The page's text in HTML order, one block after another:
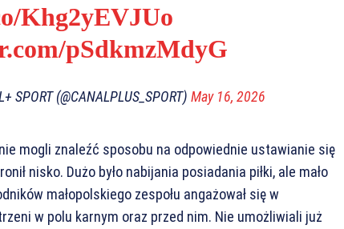
Khg2yEVJUo
pSdkmzMdyG
SPORT (@CANALPLUS_SPORT) May 16, 2026
mogli znaleźć sposobu na odpowiednie ustawianie się
nisko. Dużo było nabijania posiadania piłki, ale mało
małopolskiego zespołu angażował się w
w polu karnym oraz przed nim. Nie umożliwiali już